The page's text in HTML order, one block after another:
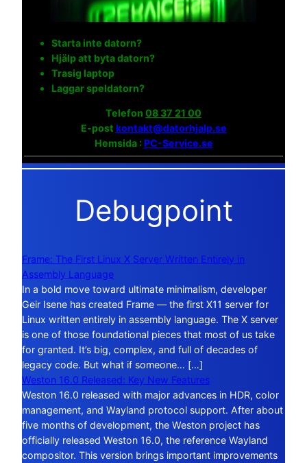
Starta inte datorn?
Hjälp att byta datorn?
Trasig laptop
Laggar speldatorn?
Telefon 08 37 21 00
E-post kontakt@datorhjalp.se
Hemsida :PC-Service.se
Debugpoint
Frame: The First Linux X Server Written Entirely in
Assembly Language
In a bold move toward ultimate minimalism, developer
Geir Isene has created Frame — the first X11 server for
Linux written entirely in assembly language. The X server
is one of those foundational pieces that most of us take
for granted. It’s big, complex, and full of decades of
legacy code. But what if someone… […]
Weston 16.0 Released: Key New Features
Weston 16.0 released with major advances in HDR, color
management, and Wayland protocol support. After about
five months of development, the Weston project has
officially released Weston 16.0, the reference Wayland
compositor. This version brings important improvements